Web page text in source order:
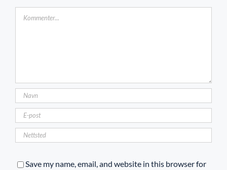
Save my name, email, and website in this browser for